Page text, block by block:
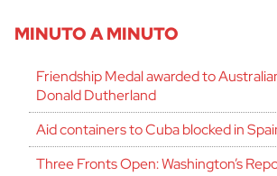
MINUTO A MINUTO
Friendship Medal awarded to
Donald Dutherland
Aid containers to Cuba blocked in
Three Fronts Open: Washington’s